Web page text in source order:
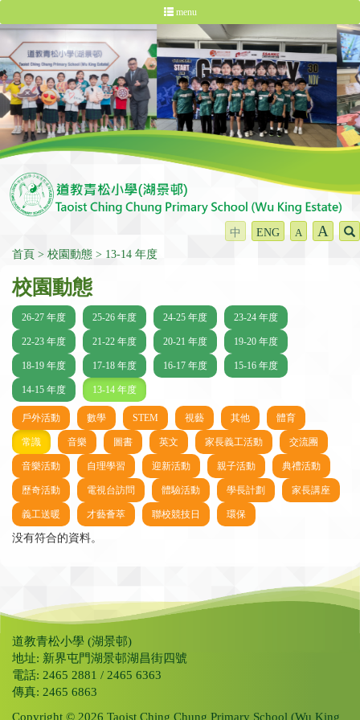
menu
中 ENG A A
首頁 校園動態 13-14 年度
校園動態
26-27 年度 25-26 年度 24-25 年度 23-24 年度
22-23 年度 21-22 年度 20-21 年度 19-20 年度
18-19 年度 17-18 年度 16-17 年度 15-16 年度
14-15 年度 13-14 年度
戶外活動 數學 STEM 視藝 其他 體育
常識 音樂 圖書 英文 家長義工活動 交流團
音樂活動 自理學習 迎新活動 親子活動 典禮活動
歷奇活動 電視台訪問 體驗活動 學長計劃 家長講座
義工送暖 才藝薈萃 聯校競技日 環保
没有符合的資料。
道教青松小學 (湖景邨)
地址: 新界屯門湖景邨湖昌街四號
電話: 2465 2881 / 2465 6363
傳真: 2465 6863
Copyright © 2026 Taoist Ching Chung Primary School (Wu King